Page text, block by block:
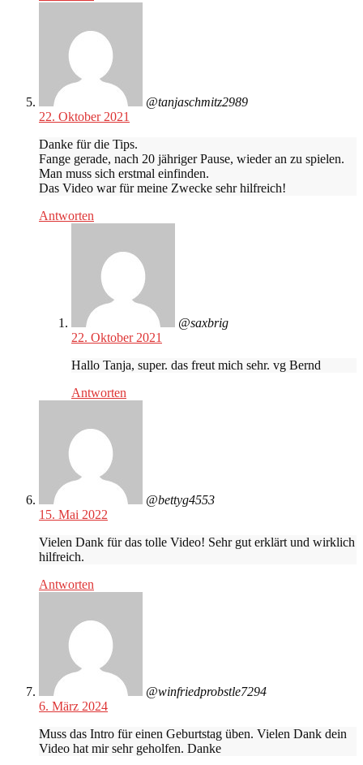
@tanjaschmitz2989
22. Oktober 2021
Danke für die Tips.
Fange gerade, nach 20 jähriger Pause, wieder an zu spielen.
Man muss sich erstmal einfinden.
Das Video war für meine Zwecke sehr hilfreich!
Antworten
@saxbrig
22. Oktober 2021
Hallo Tanja, super. das freut mich sehr. vg Bernd
Antworten
@bettyg4553
15. Mai 2022
Vielen Dank für das tolle Video! Sehr gut erklärt und wirklich
hilfreich.
Antworten
@winfriedprobstle7294
6. März 2024
Muss das Intro für einen Geburtstag üben. Vielen Dank dein
Video hat mir sehr geholfen. Danke